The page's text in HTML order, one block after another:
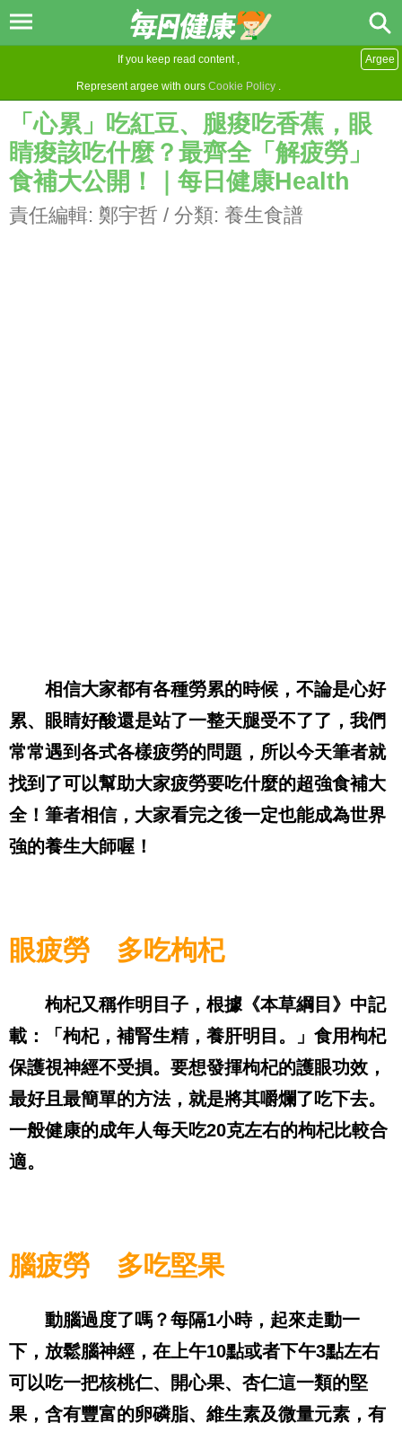
If you keep read content ,
Represent argee with ours Cookie Policy .
Argee
「心累」吃紅豆、腿痠吃香蕉，眼
睛痠該吃什麼？最齊全「解疲勞」
食補大公開！｜每日健康Health
責任編輯: 鄭宇哲 / 分類: 養生食譜
相信大家都有各種勞累的時候，不論是心好
累、眼睛好酸還是站了一整天腿受不了了，我們
常常遇到各式各樣疲勞的問題，所以今天筆者就
找到了可以幫助大家疲勞要吃什麼的超強食補大
全！筆者相信，大家看完之後一定也能成為世界
強的養生大師喔！
眼疲勞 多吃枸杞
枸杞又稱作明目子，根據《本草綱目》中記
載：「枸杞，補腎生精，養肝明目。」食用枸杞
保護視神經不受損。要想發揮枸杞的護眼功效，
最好且最簡單的方法，就是將其嚼爛了吃下去。
一般健康的成年人每天吃20克左右的枸杞比較合
適。
腦疲勞 多吃堅果
動腦過度了嗎？每隔1小時，起來走動一
下，放鬆腦神經，在上午10點或者下午3點左右
可以吃一把核桃仁、開心果、杏仁這一類的堅
果，含有豐富的卵磷脂、維生素及微量元素，有